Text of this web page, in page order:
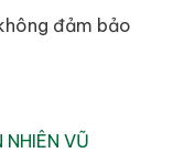
đảm bảo
NHIÊN VŨ